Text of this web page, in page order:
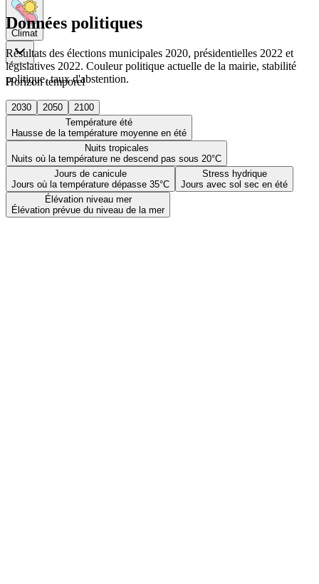
Climat
Horizon temporel
2030 2050
2100
Température été
Hausse de la température moyenne en été
Nuits tropicales
Nuits où la température ne descend pas sous 20°C
Jours de canicule
Jours où la température dépasse 35°C
Stress hydrique
Jours avec sol sec en été
Élévation niveau mer
Élévation prévue du niveau de la mer
Données politiques
Résultats des élections municipales 2020, présidentielles 2022 et
législatives 2022. Couleur politique actuelle de la mairie, stabilité
politique, taux d'abstention.